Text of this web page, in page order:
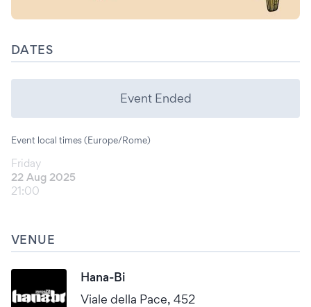
DATES
Event Ended
Event local times (Europe/Rome)
Friday
22 Aug 2025
21:00
VENUE
Hana-Bi
Viale della Pace, 452